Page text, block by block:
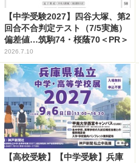
【中学受験2027】四谷大塚、第2
回合不合判定テスト（7/5実施）
偏差値…筑駒74・桜蔭70＜PR＞
2026.7.10
【高校受験】【中学受験】兵庫